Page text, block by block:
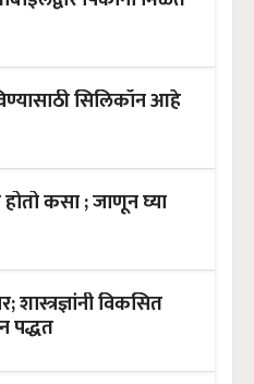
सिलिकॉन आहे
; जाणून घ्या
पद्धत